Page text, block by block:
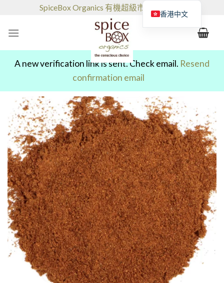
SpiceBox Organics 有機超級市場和咖啡館
A new verification link is sent. Check email. Resend
confirmation email
香港中文